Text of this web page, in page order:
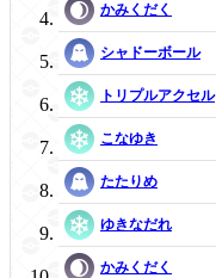
かみくだく
シャドーボール
トリプルアクセル
こなゆき
たたりめ
ゆきなだれ
かみくだく